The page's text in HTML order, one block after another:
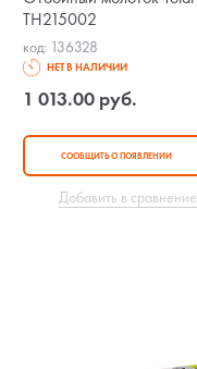
TH215002
код: 136328
НЕТ В НАЛИЧИИ
1 013.00 руб.
СООБЩИТЬ О ПОЯВЛЕНИИ
Добавить в сравнение